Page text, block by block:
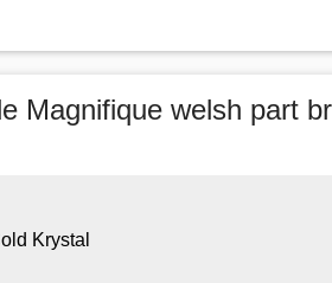
Magnifique welsh part
Krystal